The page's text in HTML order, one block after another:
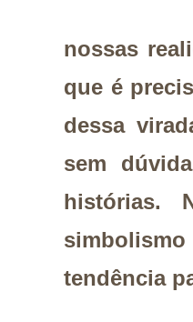
nossas
que é
dessa
sem
histórias.
tendência